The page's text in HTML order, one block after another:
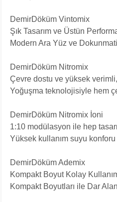
DemirDöküm Vintomix
Şık Tasarım ve Üstün
Modern Ara Yüz ve
DemirDöküm Nitromix
Çevre dostu ve yüksek
Yoğuşma teknolojisiyle hem
DemirDöküm Nitromix İoni
1:10 modülasyon ile hep
Yüksek kullanım suyu konforu
DemirDöküm Ademix
Kompakt Boyut Kolay
Kompakt Boyutları ile Dar